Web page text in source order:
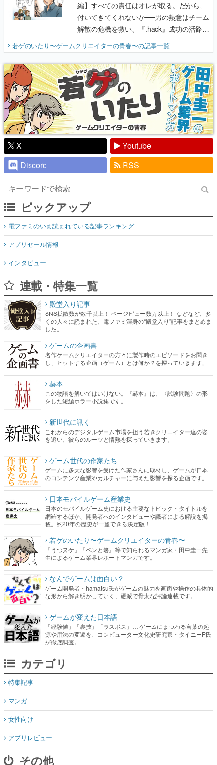
編】すべての責任はオレが取る。だから、
付いてきてくれないか──男の熱意はチーム
解散の危機を救い、『.hack』成功の活路を
開く。業界の快男児・松山 洋に流れる血は
『少年ジャンプ』色だった【若ゲのいた
り】
若ゲのいたり〜ゲームクリエイターの青春〜の記事一覧
X
Youtube
Discord
RSS
ピックアップ
電ファミのいま読まれている記事ランキング
アプリセール情報
インタビュー
連載・特集一覧
殿堂入り記事
SNS拡散数が数千以上！ ページビュー数万以上！ などなど。多
くの人々に読まれた、電ファミ渾身の“殿堂入り”記事をまとめま
した。
ゲームの企画書
名作ゲームクリエイターの方々に製作時のエピソードをお聞き
し、ヒットする企画（ゲーム）とは何か？を探っていきます。
赫本
この物語を解いてはいけない。『赫本』は、〈試験問題〉の形
をした短編ホラー小説集です。
新世代に訊く
これからのデジタルゲーム市場を担う若きクリエイター達の姿
を追い、彼らのルーツと情熱を探っていきます。
ゲーム世代の作家たち
ゲームに多大な影響を受けた作家さんに取材し、ゲームが日本
のコンテンツ産業やカルチャーに与えた影響を探る企画です。
日本モバイルゲーム産業史
日本のモバイルゲーム史における主要なトピック・タイトルを
網羅するほか、開発者へのインタビューや識者による解説を掲
載。約20年の歴史が一望できる決定版！
若ゲのいたり〜ゲームクリエイターの青春〜
『うつヌケ』『ペンと箸』等で知られるマンガ家・田中圭一先
生によるゲーム業界レポートマンガです。
なんでゲームは面白い？
ゲーム開発者・hamatsu氏がゲームの魅力を画面や操作の具体的
な形から解き明かしていく、硬派で骨太な評論連載です。
ゲームが変えた日本語
「経験値」「裏技」「ラスボス」… ゲームにまつわる言葉の起
源や用法の変遷を、コンピューター文化史研究家・タイニーP氏
が徹底調査。
カテゴリ
特集記事
マンガ
女性向け
アプリレビュー
その他